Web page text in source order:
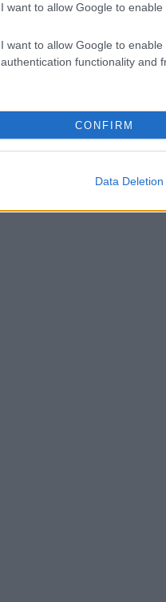
I want to allow Google to
I want to allow Google to
authentication functionality and
CONFIRM
Data Deletion